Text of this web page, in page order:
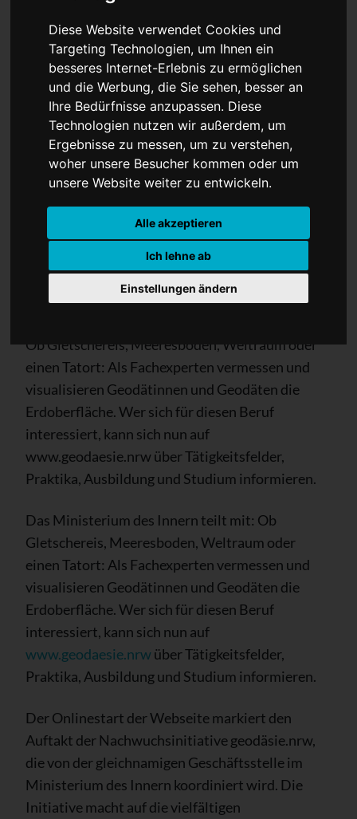
Diese Website verwendet Cookies und
Targeting Technologien, um Ihnen ein
besseres Internet-Erlebnis zu ermöglichen
und die Werbung, die Sie sehen, besser an
Ihre Bedürfnisse anzupassen. Diese
Technologien nutzen wir außerdem, um
Ergebnisse zu messen, um zu verstehen,
woher unsere Besucher kommen oder um
unsere Website weiter zu entwickeln.
Alle akzeptieren
Ich lehne ab
Einstellungen ändern
Die Vermessung der Welt
Initiative Geodäsie wirbt um
Nachwuchs
Ob Gletschereis, Meeresboden, Weltraum oder
einen Tatort: Als Fachexperten vermessen und
visualisieren Geodätinnen und Geodäten die
Erdoberfläche. Wer sich für diesen Beruf
interessiert, kann sich nun auf
www.geodaesie.nrw über Tätigkeitsfelder,
Praktika, Ausbildung und Studium informieren.
Das Ministerium des Innern teilt mit: Ob
Gletschereis, Meeresboden, Weltraum oder
einen Tatort: Als Fachexperten vermessen und
visualisieren Geodätinnen und Geodäten die
Erdoberfläche. Wer sich für diesen Beruf
interessiert, kann sich nun auf
www.geodaesie.nrwüber Tätigkeitsfelder,
Praktika, Ausbildung und Studium informieren.
Der Onlinestart der Webseite markiert den
Auftakt der Nachwuchsinitiative geodäsie.nrw,
die von der gleichnamigen Geschäftsstelle im
Ministerium des Innern koordiniert wird. Die
Initiative macht auf die vielfältigen